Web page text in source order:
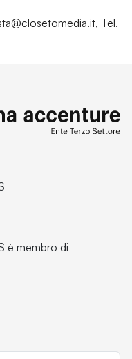
Tel.
è membro di